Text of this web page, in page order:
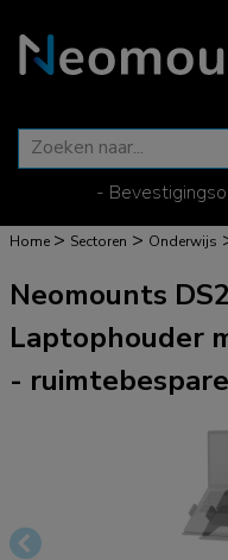
-
Home > Sectoren > Onderwijs
Neomounts
Laptophouder
-